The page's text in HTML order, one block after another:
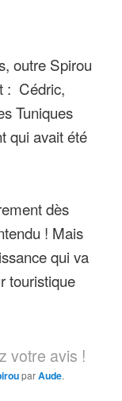
outre Spirou
: Cédric,
Tuniques
qui avait été
dès
! Mais
qui va
touristique
votre avis !
parAude.